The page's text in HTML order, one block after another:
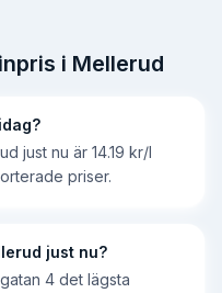
i Mellerud
just nu är 14.19 kr/l
priser.
just nu?
4 det lägsta